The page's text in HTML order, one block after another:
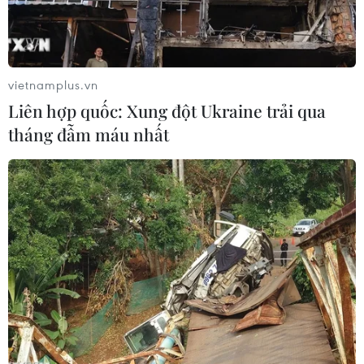
Thuyền chở người di cư được giải cứu. (Ảnh: AFP/TTXVN)
Ngày 15/11, Tổ chức Di cư Quốc tế (IOM) cho biết
ít nhất 64 người di cư châu Phi vẫn đang mất
tích sau khi con thuyền chở họ bị đắm ngoài
khơi Yemen cuối tuần qua.
vietnamplus.vn
Liên hợp quốc: Xung đột Ukraine trải qua
tháng đẫm máu nhất